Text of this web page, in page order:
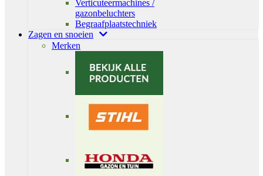
Verticuteermachines /
gazonbeluchters
Begraafplaatstechniek
Zagen en snoeien
Merken